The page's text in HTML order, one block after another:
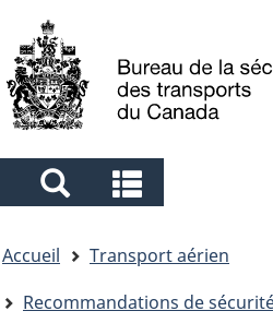
totoà
la
Sélection
de
la
langue
Search
and
menus
and
menus
êtes
ici
Accueil
Transport aérien
Recommandations de